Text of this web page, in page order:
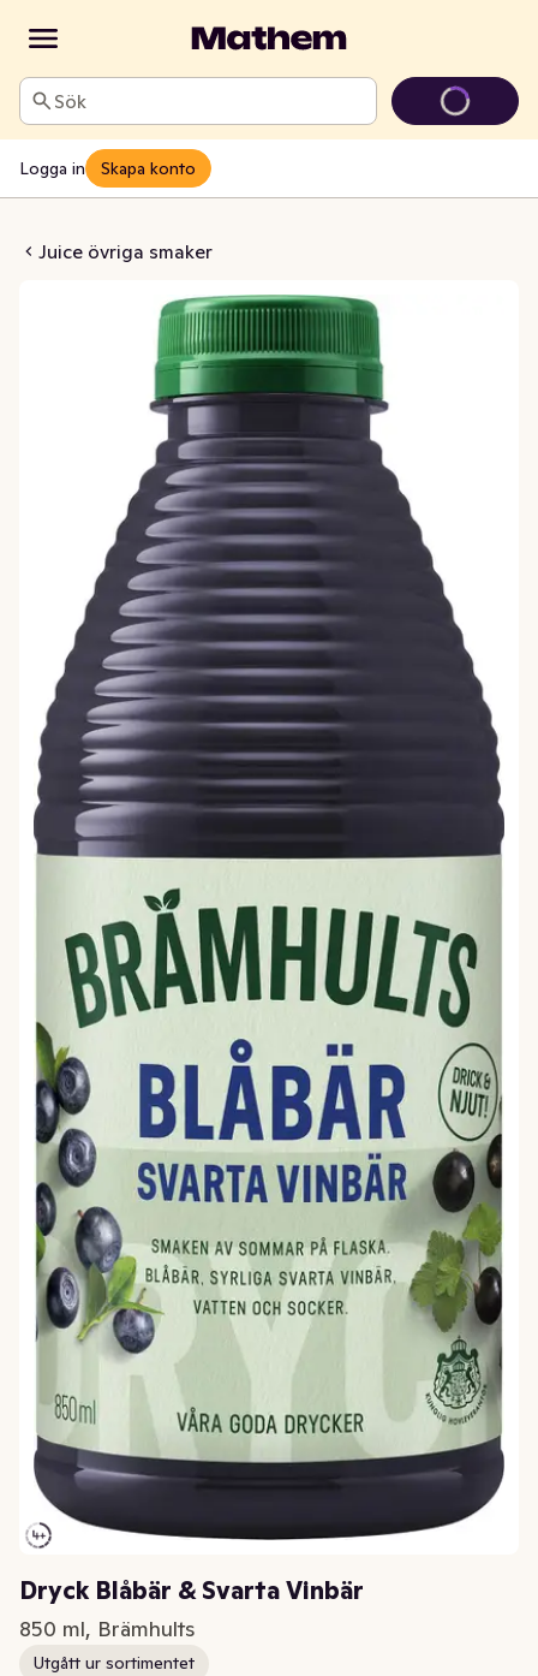
Sök
Logga in Skapa konto
Juice övriga smaker
& Svarta Vinbär
Dryck Blåbär & Svarta Vinbär
850 ml, Brämhults
Utgått ur sortimentet